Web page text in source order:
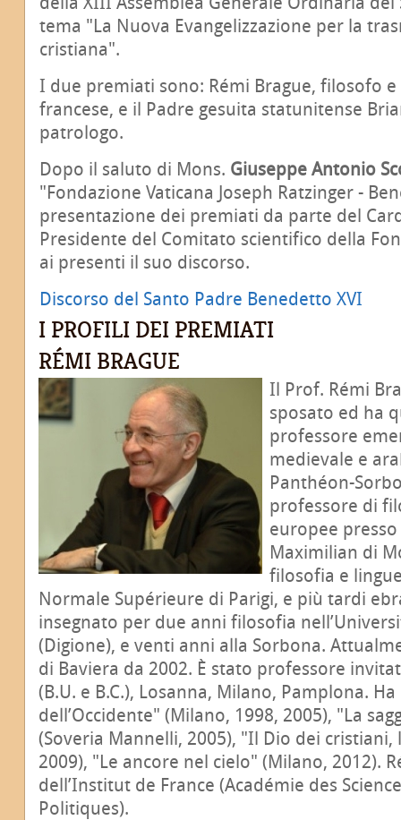
tema "La Nuova Evangelizzazione per la
cristiana".
I due premiati sono: Rémi Brague, filosofo
francese, e il Padre gesuita statunitense
patrologo.
Dopo il saluto di Mons. Giuseppe Antonio
"Fondazione Vaticana Joseph Ratzinger -
presentazione dei premiati da parte del
Presidente del Comitato scientifico della
ai presenti il suo discorso.
Discorso del Santo Padre Benedetto XVI
I PROFILI DEI PREMIATI
RÉMI BRAGUE
Il Prof. Rémi
sposato ed ha
professore
medievale e
Panthéon-
professore di
europee presso
Maximilian di
filosofia e
Normale Supérieure di Parigi, e più tardi
insegnato per due anni filosofia
(Digione), e venti anni alla Sorbona.
di Baviera da 2002. È stato professore
(B.U. e B.C.), Losanna, Milano, Pamplona.
dell’Occidente" (Milano, 1998, 2005), "La
(Soveria Mannelli, 2005), "Il Dio dei cristiani,
2009), "Le ancore nel cielo" (Milano, 2012).
dell’Institut de France (Académie des
Politiques).